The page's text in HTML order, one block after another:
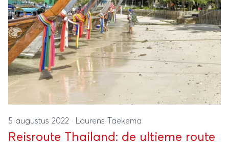
5 augustus 2022 · Laurens Taekema
Reisroute Thailand: de ultieme route